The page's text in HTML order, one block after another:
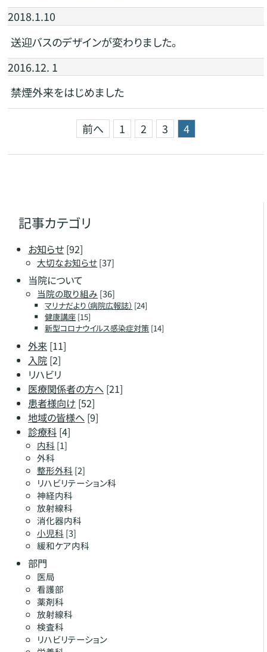
2018.1.10
送迎バスのデザインが変わりました。
2016.12. 1
禁煙外来をはじめました
前へ 1 2 3 4
記事カテゴリ
お知らせ [92]
大切なお知らせ[37]
当院について
当院の取り組み [36]
マリナだより（病院広報誌） [24]
健康講座[15]
新型コロナウイルス感染症対策[14]
外来[11]
入院[2]
リハビリ
医療関係者の方へ[21]
患者様向け [52]
地域の皆様へ[9]
診療科[4]
内科 [1]
外科
整形外科 [2]
リハビリテーション科
神経内科
放射線科
消化器内科
小児科 [3]
緩和ケア内科
部門
医局
看護部
薬剤科
放射線科
検査科
リハビリテーション